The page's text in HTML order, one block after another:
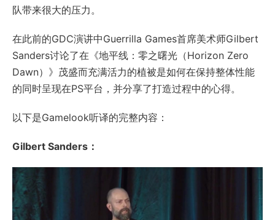
队带来很大的压力。
在此前的GDC演讲中Guerrilla Games首席美术师Gilbert
Sanders讨论了在《地平线：零之曙光（Horizon Zero
Dawn）》茂盛而充满活力的植被是如何在保持整体性能
的同时呈现在PS平台，并分享了打造过程中的心得。
以下是Gamelook听译的完整内容：
Gilbert Sanders：